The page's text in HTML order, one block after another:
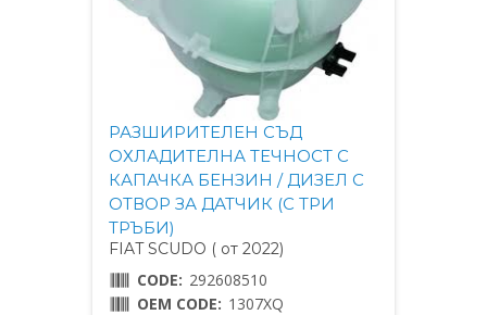
РАЗШИРИТЕЛЕН СЪД
ОХЛАДИТЕЛНА ТЕЧНОСТ С
КАПАЧКА БЕНЗИН / ДИЗЕЛ С
ОТВОР ЗА ДАТЧИК (С ТРИ
ТРЪБИ)
FIAT SCUDO ( от 2022)
CODE: 292608510
OEM CODE: 1307XQ